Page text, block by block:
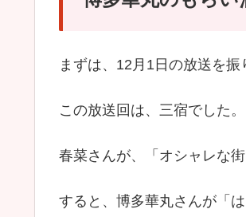
まずは、12月1日の放送を振
この放送回は、三宿でした。
春菜さんが、「オシャレな
すると、博多華丸さんが「